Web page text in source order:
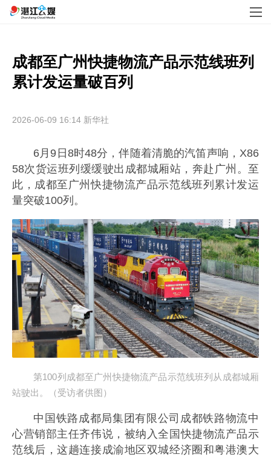
成都至广州快捷物流产品示范线班列
累计发运量破百列
2026-06-09 16:14 新华社
6月9日8时48分，伴随着清脆的汽笛声响，X86
58次货运班列缓缓驶出成都城厢站，奔赴广州。至
此，成都至广州快捷物流产品示范线班列累计发运
量突破100列。
第100列成都至广州快捷物流产品示范线班列从成都城厢
站驶出。（受访者供图）
中国铁路成都局集团有限公司成都铁路物流中
心营销部主任齐伟说，被纳入全国快捷物流产品示
范线后，这趟连接成渝地区双城经济圈和粤港澳大